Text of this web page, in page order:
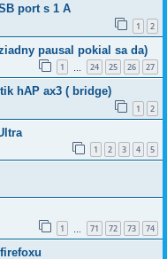
port s 1 A
1 2
pausal pokial sa da)
1 24 25 26 27
hAP ax3 ( bridge)
1 2
1 2 3 4 5
1 71 72 73 74